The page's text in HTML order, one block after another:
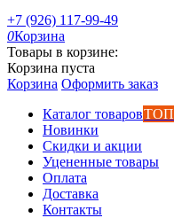
+7 (926) 117-99-49
0Корзина
Товары в корзине:
Корзина пуста
Корзина Оформить заказ
Каталог товаровТОП
Новинки
Скидки и акции
Уцененные товары
Оплата
Доставка
Контакты